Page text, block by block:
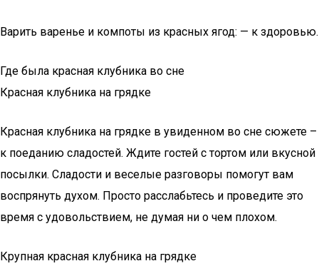
Варить варенье и компоты из красных ягод: — к здоровью.
Где была красная клубника во сне
Красная клубника на грядке
Красная клубника на грядке в увиденном во сне сюжете –
к поеданию сладостей. Ждите гостей с тортом или вкусной
посылки. Сладости и веселые разговоры помогут вам
воспрянуть духом. Просто расслабьтесь и проведите это
время с удовольствием, не думая ни о чем плохом.
Крупная красная клубника на грядке